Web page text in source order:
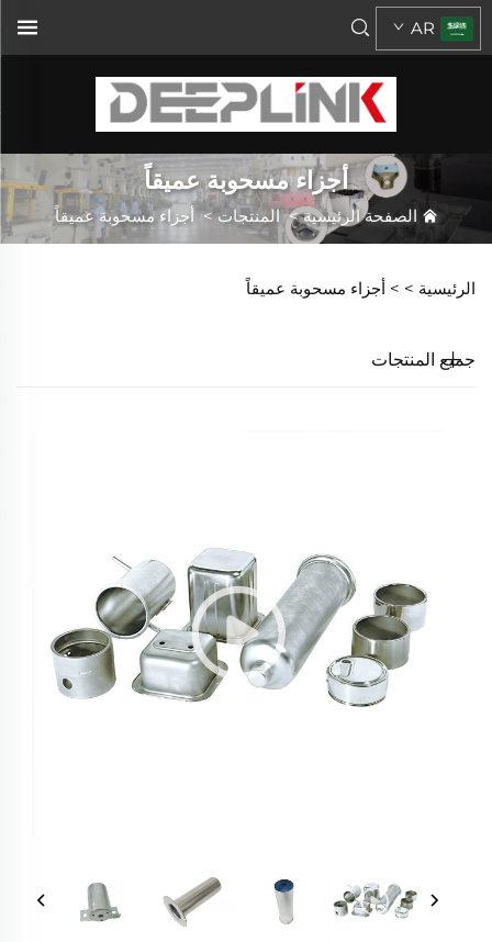
AR
أجزاء مسحوبة عميقاً
الصفحة الرئيسية>المنتجات>أجزاء مسحوبة عميقاً
الرئيسية > > أجزاء مسحوبة عميقاً
جميع المنتجات